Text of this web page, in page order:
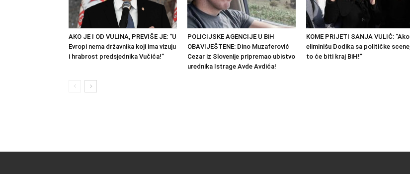
AKO JE I OD VULINA, PREVIŠE JE: “U
Evropi nema državnika koji ima vizuju
i hrabrost predsjednika Vučića!”
POLICIJSKE AGENCIJE U BiH
OBAVIJEŠTENE: Dino Muzaferović
Cezar iz Slovenije pripremao ubistvo
urednika Istrage Avde Avdića!
KOME PRIJETI SANJA VULIĆ: “Ako
eliminišu Dodika sa političke scene,
to će biti kraj BiH!”